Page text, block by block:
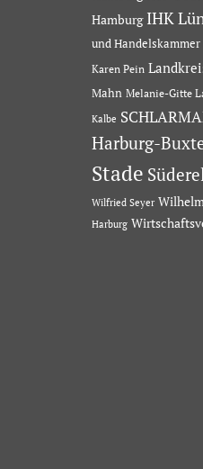
Hamburg IHK
und
Karen Pein
Mahn Melanie-Gitte
Kalbe
Harburg-
Stade
Wilfried Seyer
Harburg